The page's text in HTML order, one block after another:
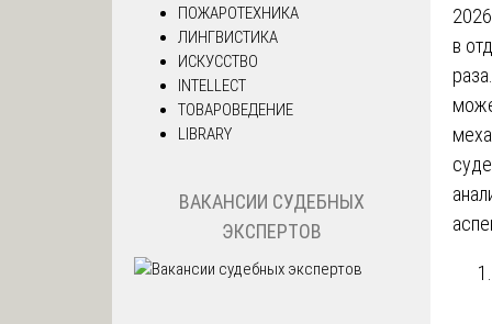
в
ПОЖАРОТЕХНИКА
ЛИНГВИСТИКА
ИСКУССТВО
INTELLECT
ТОВАРОВЕДЕНИЕ
LIBRARY
ВАКАНСИИ СУДЕБНЫХ
ЭКСПЕРТОВ